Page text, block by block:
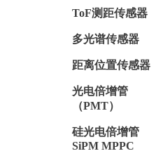
接插件/连接器ToF测距传感器
多光谱传感器
距离位置传感器
光电倍增管
（PMT）
硅光电倍增管
SiPM MPPC